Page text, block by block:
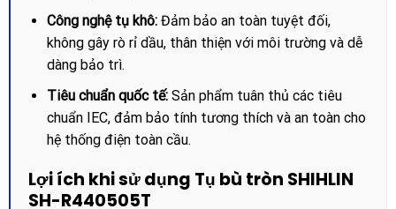
Công nghệ tụ khô:Đảm bảo an toàn tuyệt đối,
không gây rò rỉ dầu, thân thiện với môi trường và dễ
dàng bảo trì.
Tiêu chuẩn quốc tế:Sản phẩm tuân thủ các tiêu
chuẩn IEC, đảm bảo tính tương thích và an toàn cho
hệ thống điện toàn cầu.
Lợi ích khi sử dụng Tụ bù tròn SHIHLIN
SH-R440505T